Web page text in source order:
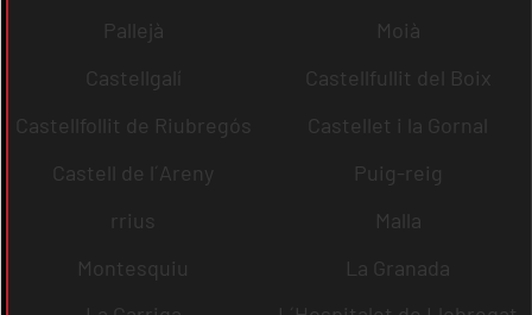
Pallejà
Moià
Castellgalí
Castellfullit del Boix
Castellfollit de Riubregós
Castellet i la Gornal
Castell de l´Areny
Puig-reig
rrius
Malla
Montesquiu
La Granada